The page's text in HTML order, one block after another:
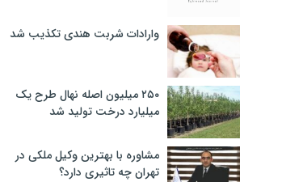
وارادات شربت هندی تکذیب شد
۲۵۰ میلیون اصله نهال طرح یک
میلیارد درخت تولید شد
مشاوره با بهترین وکیل ملکی در
تهران چه تاثیری دارد؟